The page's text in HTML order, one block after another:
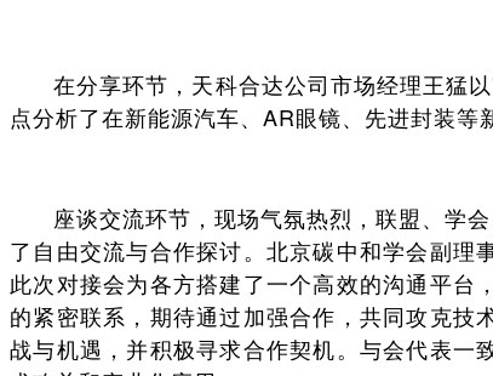
在分享环节，天科合达公司市场经理王猛
点分析了在新能源汽车、AR眼镜、先进封装等
座谈交流环节，现场气氛热烈，联盟、学
了自由交流与合作探讨。北京碳中和学会副理
此次对接会为各方搭建了一个高效的沟通平
的紧密联系，期待通过加强合作，共同攻克
战与机遇，并积极寻求合作契机。与会代表一